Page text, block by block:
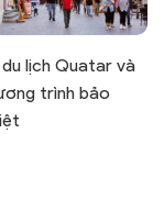
lịch Quatar và
trình bảo